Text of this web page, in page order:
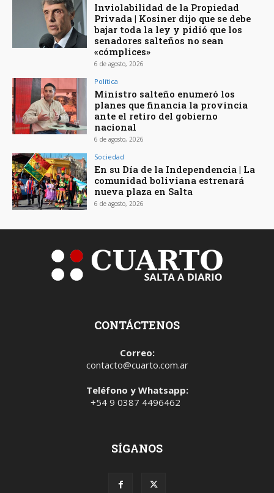
Inviolabilidad de la Propiedad
Privada | Kosiner dijo que se debe
bajar toda la ley y pidió que los
senadores salteños no sean
«cómplices»
6 de agosto, 2026
Política
Ministro salteño enumeró los
planes que financia la provincia
ante el retiro del gobierno
nacional
6 de agosto, 2026
Sociedad
En su Día de la Independencia | La
comunidad boliviana estrenará
nueva plaza en Salta
6 de agosto, 2026
CONTÁCTENOS
Correo:
contacto@cuarto.com.ar
Teléfono y Whatsapp:
+54 9 0387 4496462
SÍGANOS